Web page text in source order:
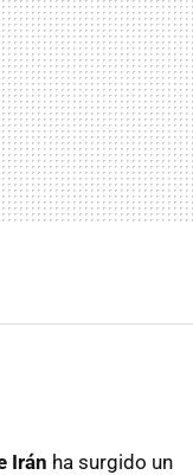
Irán ha surgido un